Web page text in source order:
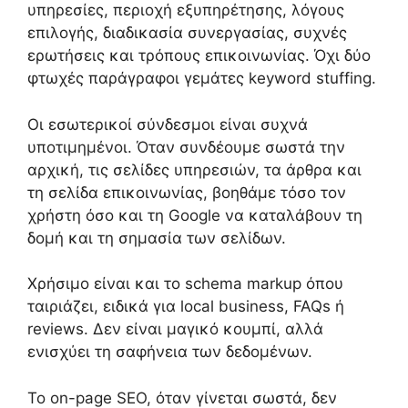
υπηρεσίες, περιοχή εξυπηρέτησης, λόγους
επιλογής, διαδικασία συνεργασίας, συχνές
ερωτήσεις και τρόπους επικοινωνίας. Όχι δύο
φτωχές παράγραφοι γεμάτες keyword stuffing.
Οι εσωτερικοί σύνδεσμοι είναι συχνά
υποτιμημένοι. Όταν συνδέουμε σωστά την
αρχική, τις σελίδες υπηρεσιών, τα άρθρα και
τη σελίδα επικοινωνίας, βοηθάμε τόσο τον
χρήστη όσο και τη Google να καταλάβουν τη
δομή και τη σημασία των σελίδων.
Χρήσιμο είναι και το schema markup όπου
ταιριάζει, ειδικά για local business, FAQs ή
reviews. Δεν είναι μαγικό κουμπί, αλλά
ενισχύει τη σαφήνεια των δεδομένων.
Το on-page SEO, όταν γίνεται σωστά, δεν